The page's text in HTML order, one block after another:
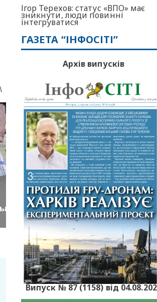
Ігор Терехов: статус «ВПО» має
зникнути, люди повинні
інтегруватися
ГАЗЕТА “ІНФОСІТІ”
Архів випусків
Випуск № 87 (1158) від